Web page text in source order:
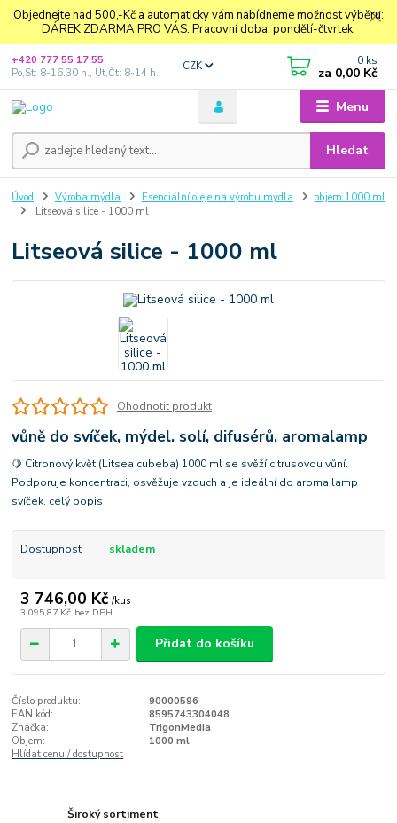
Objednejte nad 500,-Kč a automaticky vám nabídneme možnost výběru:
DÁREK ZDARMA PRO VÁS. Pracovní doba: pondělí-čtvrtek.
Menu
CZK
Hledat
+420 777 55 17 55
Po,St: 8-16.30 h., Út,Čt: 8-14 h.
0 ks
za 0,00 Kč
Úvod Výroba mýdla Esenciální oleje na výrobu mýdla
objem 1000 ml
Litseová silice - 1000 ml
Litseová silice - 1000 ml
Ohodnotit produkt
vůně do svíček, mýdel. solí, difusérů, aromalamp
🍋 Citronový květ (Litsea cubeba) 1000 ml se svěží citrusovou vůní.
Podporuje koncentraci, osvěžuje vzduch a je ideální do aroma lamp i
svíček. celý popis
Dostupnost skladem
3 746,00 Kč /kus
3 095,87 Kč bez DPH
Přidat do košíku
Číslo produktu:
90000596
EAN kód:
8595743304048
Značka:
TrigonMedia
Objem:
1000 ml
Hlídat cenu / dostupnost
Široký sortiment